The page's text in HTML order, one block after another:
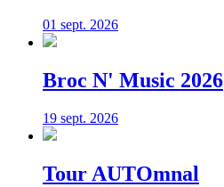
01 sept. 2026
Broc N' Music 2026
19 sept. 2026
Tour AUTOmnal